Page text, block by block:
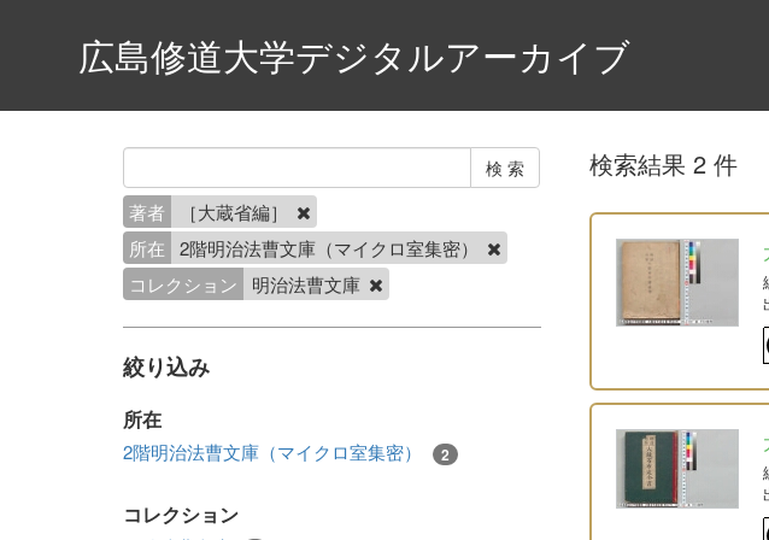
広島修道大学デジタルアーカイブ
著者
［大蔵省編］
所在
2階明治法曹文庫（マイクロ室集密）
コレクション
明治法曹文庫
絞り込み
所在
2階明治法曹文庫（マイクロ室集密） 2
コレクション
検索結果 2 件